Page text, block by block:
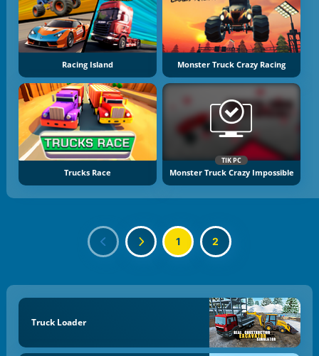
Racing Island Monster Truck Crazy Racing
Trucks Race
TIK PC
Monster Truck Crazy Impossible
1 2
Truck Loader